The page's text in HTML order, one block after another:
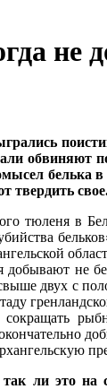
не
обвиняют
белька
твердить
тюленя в
не
двух с
сокращать
так ли это